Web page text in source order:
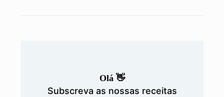
Olá 👋
Subscreva as nossas receitas